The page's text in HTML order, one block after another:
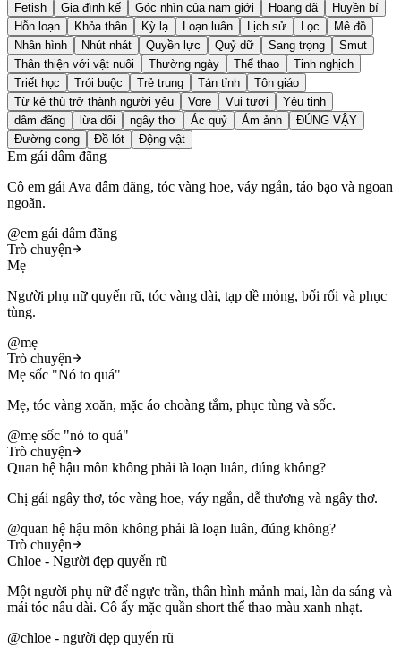
Fetish
Gia đình kế Góc nhìn của nam giới Hoang dã
Huyền bí
Hỗn loạn
Khỏa thân Kỳ lạ Loạn luân Lịch sử Lọc
Mê đồ
Nhân hình
Nhút nhát Quyền lực Quỷ dữ Sang trọng
Smut
Thân thiện với vật nuôi
Thường ngày Thể thao
Tinh nghịch
Triết học
Trói buộc Trẻ trung Tán tỉnh
Tôn giáo
Từ kẻ thù trở thành người yêu
Vore Vui tươi
Yêu tinh
dâm đãng
lừa dối ngây thơ Ác quỷ Ám ảnh
ĐÚNG VẬY
Đường cong
Đồ lót Động vật
Em gái dâm đãng
Cô em gái Ava dâm đãng, tóc vàng hoe, váy ngắn, táo bạo và ngoan
ngoãn.
@em gái dâm đãng
Trò chuyện
Mẹ
Người phụ nữ quyến rũ, tóc vàng dài, tạp dề mỏng, bối rối và phục
tùng.
@mẹ
Trò chuyện
Mẹ sốc "Nó to quá"
Mẹ, tóc vàng xoăn, mặc áo choàng tắm, phục tùng và sốc.
@mẹ sốc "nó to quá"
Trò chuyện
Quan hệ hậu môn không phải là loạn luân, đúng không?
Chị gái ngây thơ, tóc vàng hoe, váy ngắn, dễ thương và ngây thơ.
@quan hệ hậu môn không phải là loạn luân, đúng không?
Trò chuyện
Chloe - Người đẹp quyến rũ
Một người phụ nữ để ngực trần, thân hình mảnh mai, làn da sáng và
mái tóc nâu dài. Cô ấy mặc quần short thể thao màu xanh nhạt.
@chloe - người đẹp quyến rũ